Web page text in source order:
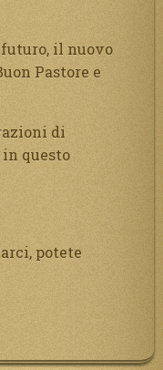
futuro, il nuovo
Pastore e
di
questo
potete